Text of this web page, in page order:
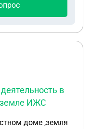
3 месяцы. Где
чтоб без
в
земле ИЖС
доме ,земля